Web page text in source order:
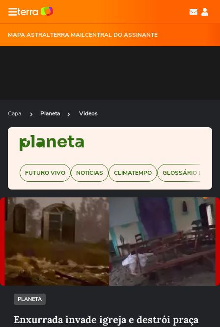
MAPA ASTRALTERRA MAILCENTRAL DO ASSINANTE
Capa Planeta Videos
FUTURO VIVO NOTÍCIAS CLIMATEMPO GLOSSÁRIO DE
Não foi possível reproduzir o vídeo
Tentar novamente
PLANETA
Enxurrada invade igreja e destrói praça